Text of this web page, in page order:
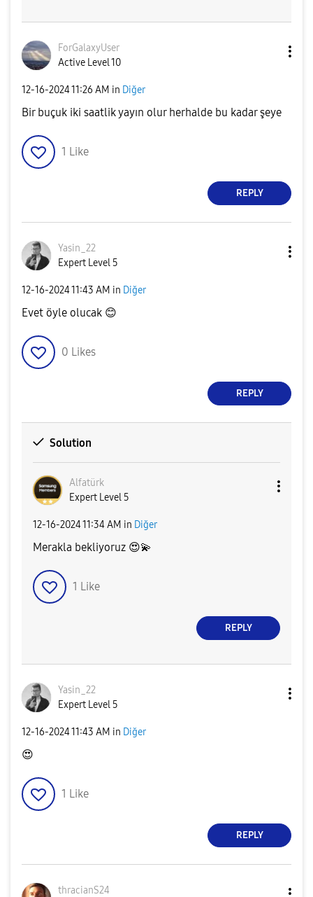
ForGalaxyUser
Active Level 10
‎12-16-202411:26 AM in Diğer
Bir buçuk iki saatlik yayın olur herhalde bu kadar şeye
1 Like
REPLY
Yasin_22
Expert Level 5
‎12-16-202411:43 AM in Diğer
Evet öyle olucak 😊
0 Likes
REPLY
Solution
Alfatürk
Expert Level 5
‎12-16-202411:34 AM in Diğer
Merakla bekliyoruz 😍💫
1 Like
REPLY
Yasin_22
Expert Level 5
‎12-16-202411:43 AM in Diğer
😍
1 Like
REPLY
thracianS24